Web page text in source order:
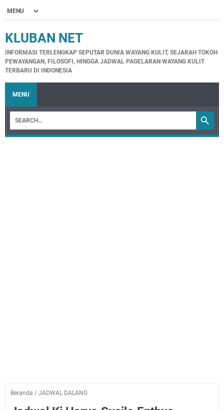
KLUBAN NET
INFORMASI TERLENGKAP SEPUTAR DUNIA WAYANG KULIT, SEJARAH TOKOH
PEWAYANGAN, FILOSOFI, HINGGA JADWAL PAGELARAN WAYANG KULIT
TERBARU DI INDONESIA
MENU
Beranda / JADWAL DALANG